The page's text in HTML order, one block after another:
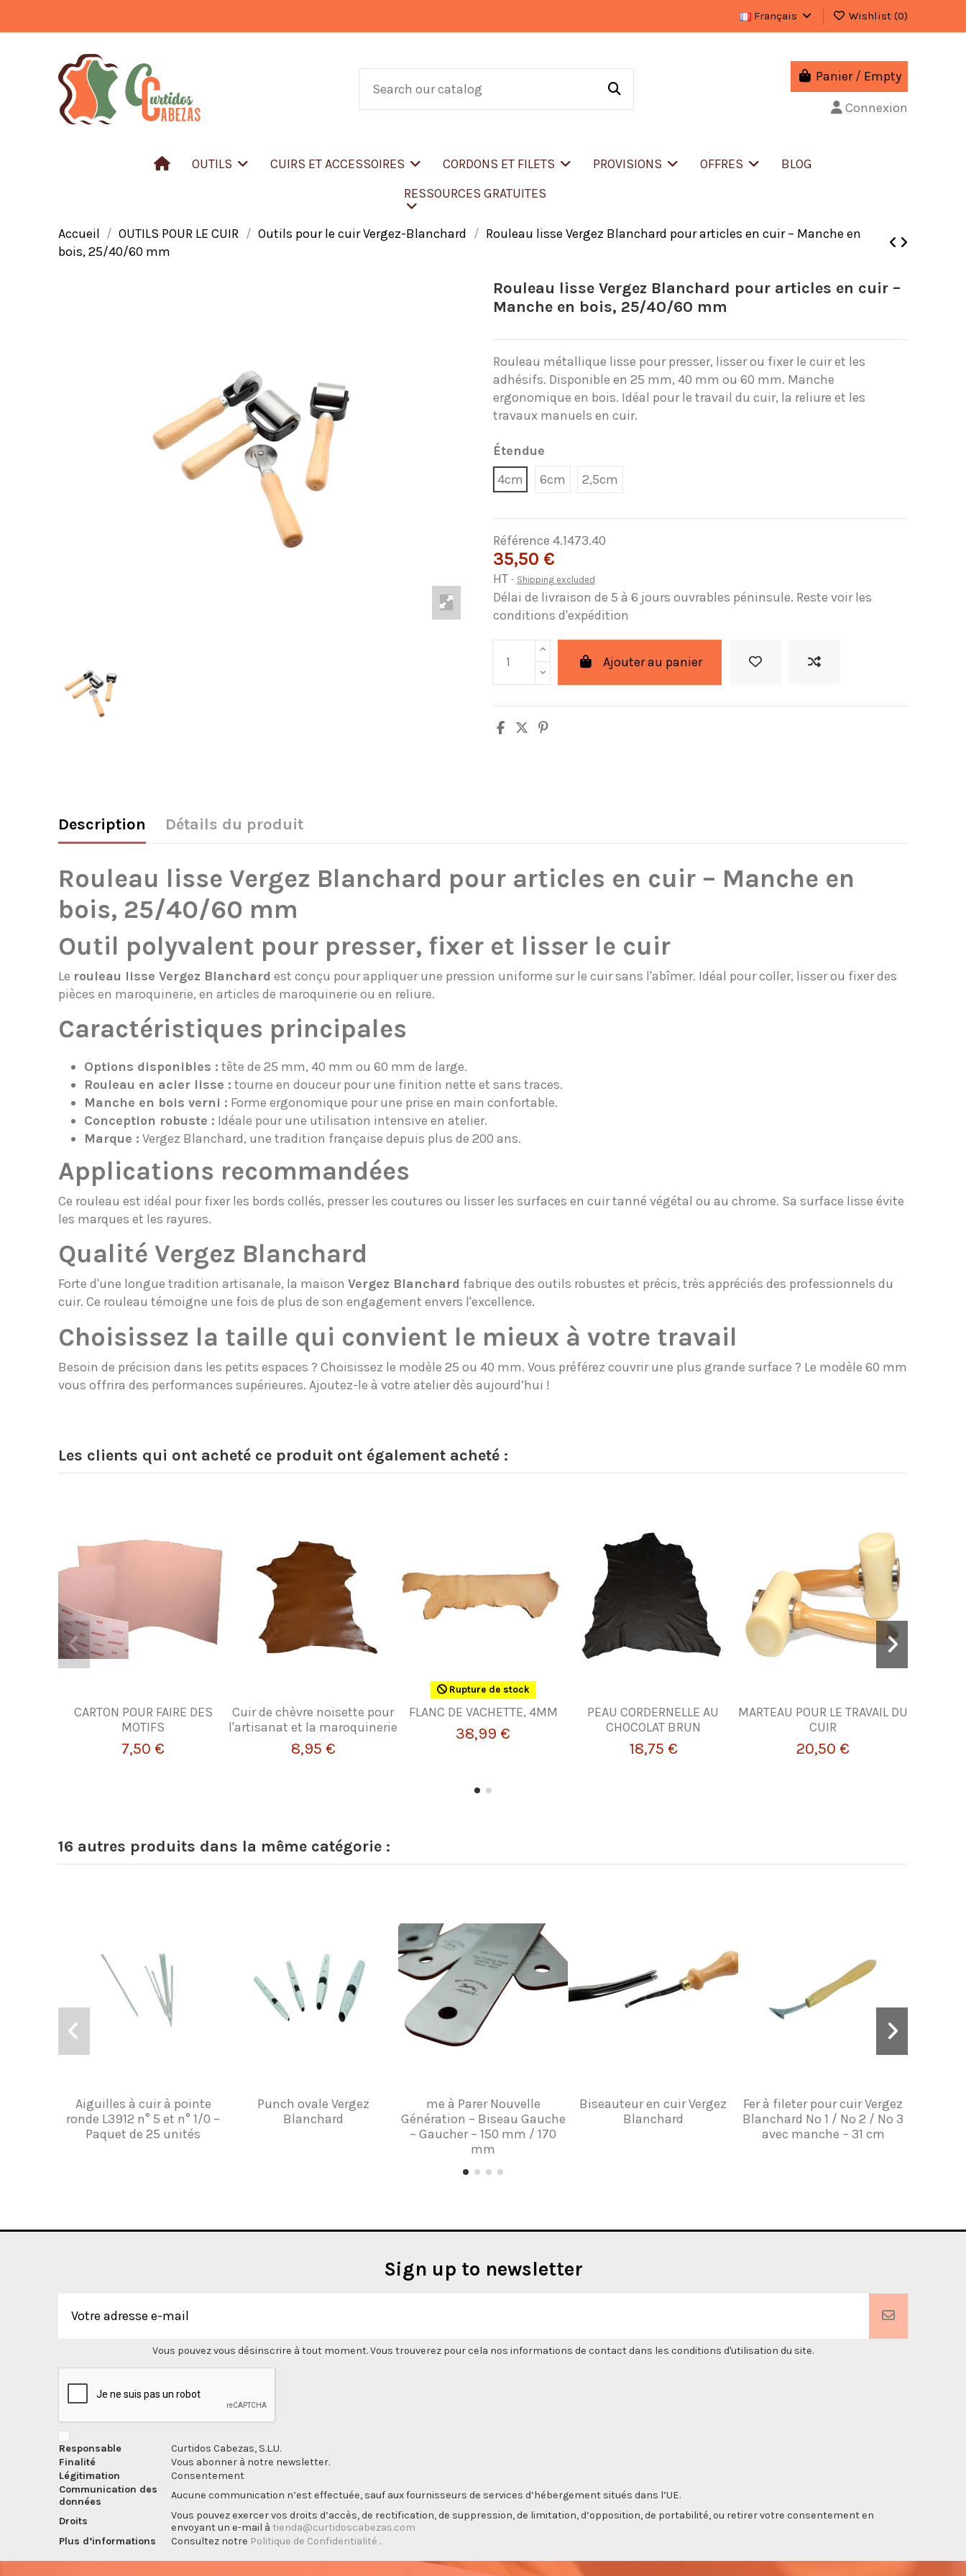
Français Wishlist (0)
Panier / Empty
Connexion
OUTILS CUIRS ET ACCESSOIRES CORDONS ET FILETS PROVISIONS OFFRES
BLOG
RESSOURCES GRATUITES
Accueil OUTILS POUR LE CUIR Outils pour le cuir Vergez-Blanchard
Rouleau lisse Vergez Blanchard pour articles en cuir – Manche en
bois, 25/40/60 mm
Rouleau lisse Vergez Blanchard pour articles en cuir –
Manche en bois, 25/40/60 mm
Rouleau métallique lisse pour presser, lisser ou fixer le cuir et les
adhésifs. Disponible en 25 mm, 40 mm ou 60 mm. Manche
ergonomique en bois. Idéal pour le travail du cuir, la reliure et les
travaux manuels en cuir.
Étendue
4cm
6cm 2,5cm
Référence 4.1473.40
35,50 €
HT Shipping excluded
Délai de livraison de 5 à 6 jours ouvrables péninsule. Reste voir les
conditions d'expédition
Ajouter au panier
Description Détails du produit
Rouleau lisse Vergez Blanchard pour articles en cuir – Manche en
bois, 25/40/60 mm
Outil polyvalent pour presser, fixer et lisser le cuir
Le rouleau lisse Vergez Blanchard est conçu pour appliquer une pression uniforme sur le cuir sans l'abîmer. Idéal pour coller, lisser ou fixer des
pièces en maroquinerie, en articles de maroquinerie ou en reliure.
Caractéristiques principales
Options disponibles : tête de 25 mm, 40 mm ou 60 mm de large.
Rouleau en acier lisse : tourne en douceur pour une finition nette et sans traces.
Manche en bois verni : Forme ergonomique pour une prise en main confortable.
Conception robuste : Idéale pour une utilisation intensive en atelier.
Marque : Vergez Blanchard, une tradition française depuis plus de 200 ans.
Applications recommandées
Ce rouleau est idéal pour fixer les bords collés, presser les coutures ou lisser les surfaces en cuir tanné végétal ou au chrome. Sa surface lisse évite
les marques et les rayures.
Qualité Vergez Blanchard
Forte d'une longue tradition artisanale, la maison Vergez Blanchard fabrique des outils robustes et précis, très appréciés des professionnels du
cuir. Ce rouleau témoigne une fois de plus de son engagement envers l'excellence.
Choisissez la taille qui convient le mieux à votre travail
Besoin de précision dans les petits espaces ? Choisissez le modèle 25 ou 40 mm. Vous préférez couvrir une plus grande surface ? Le modèle 60 mm
vous offrira des performances supérieures. Ajoutez-le à votre atelier dès aujourd’hui !
Les clients qui ont acheté ce produit ont également acheté :
CARTON POUR FAIRE DES
MOTIFS
7,50 €
Cuir de chèvre noisette pour
l'artisanat et la maroquinerie
8,95 €
Rupture de stock
FLANC DE VACHETTE, 4MM
38,99 €
PEAU CORDERNELLE AU
CHOCOLAT BRUN
18,75 €
MARTEAU POUR LE TRAVAIL DU
CUIR
20,50 €
16 autres produits dans la même catégorie :
Aiguilles à cuir à pointe
ronde L3912 n° 5 et n° 1/0 –
Paquet de 25 unités
Punch ovale Vergez
Blanchard
me à Parer Nouvelle
Génération – Biseau Gauche
– Gaucher – 150 mm / 170
mm
Biseauteur en cuir Vergez
Blanchard
Fer à fileter pour cuir Vergez
Blanchard Nº 1 / Nº 2 / Nº 3
avec manche – 31 cm
Sign up to newsletter
Vous pouvez vous désinscrire à tout moment. Vous trouverez pour cela nos informations de contact dans les conditions d'utilisation du site.
Responsable
Curtidos Cabezas, S.L.U.
Finalité
Vous abonner à notre newsletter.
Légitimation
Consentement
Communication des
données
Aucune communication n’est effectuée, sauf aux fournisseurs de services d’hébergement situés dans l’UE.
Droits
Vous pouvez exercer vos droits d’accès, de rectification, de suppression, de limitation, d’opposition, de portabilité, ou retirer votre consentement en
envoyant un e-mail à tienda@curtidoscabezas.com
Plus d’informations
Consultez notre Politique de Confidentialité .